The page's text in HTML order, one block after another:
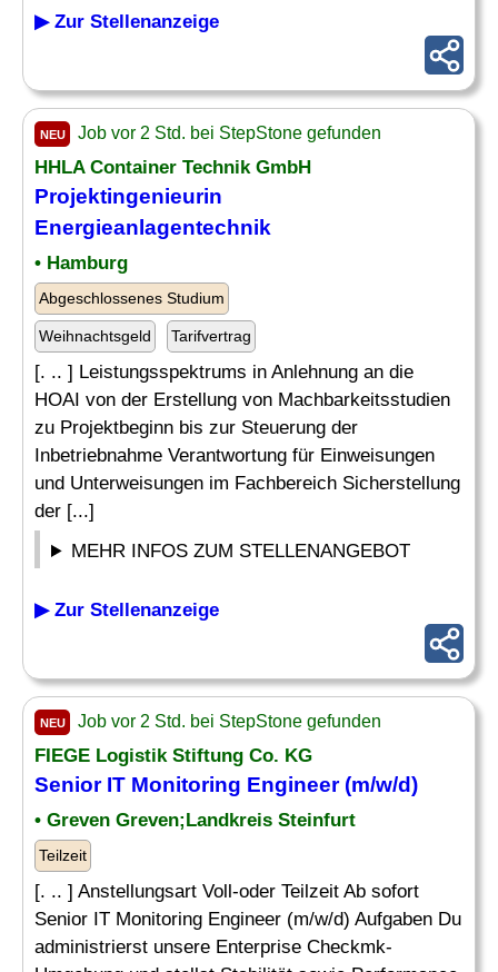
▶ Zur Stellenanzeige
NEU Job vor 2 Std. bei StepStone gefunden
HHLA Container Technik GmbH
Projektingenieurin
Energieanlagentechnik
• Hamburg
Abgeschlossenes Studium
Weihnachtsgeld Tarifvertrag
[. .. ] Leistungsspektrums in Anlehnung an die
HOAI von der Erstellung von Machbarkeitsstudien
zu Projektbeginn bis zur Steuerung der
Inbetriebnahme Verantwortung für Einweisungen
und Unterweisungen im Fachbereich Sicherstellung
der [...]
MEHR INFOS ZUM STELLENANGEBOT
▶ Zur Stellenanzeige
NEU Job vor 2 Std. bei StepStone gefunden
FIEGE Logistik Stiftung Co. KG
Senior IT Monitoring Engineer (m/w/d)
• Greven Greven;Landkreis Steinfurt
Teilzeit
[. .. ] Anstellungsart Voll-oder Teilzeit Ab sofort
Senior IT Monitoring Engineer (m/w/d) Aufgaben Du
administrierst unsere Enterprise Checkmk-